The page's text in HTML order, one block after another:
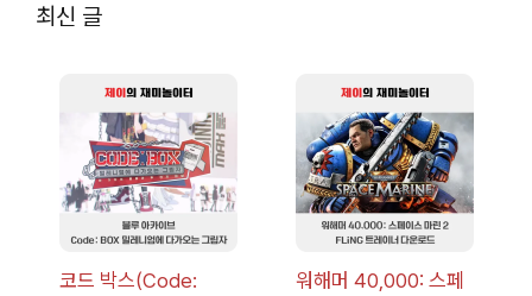
최신 글
코드 박스(Code:
워해머 40,000: 스페